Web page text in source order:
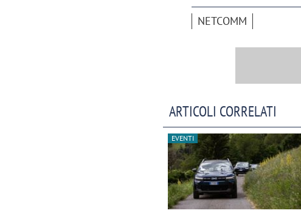
NETCOMM
ARTICOLI CORRELATI
EVENTI